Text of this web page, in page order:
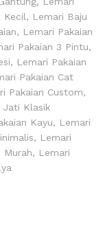
Kecil, Lemari Baju
, Lemari Pakaian
Pakaian 3 Pintu,
, Lemari Pakaian
Pakaian Cat
Pakaian Custom,
Jati Klasik
Kayu, Lemari
, Lemari
Murah, Lemari